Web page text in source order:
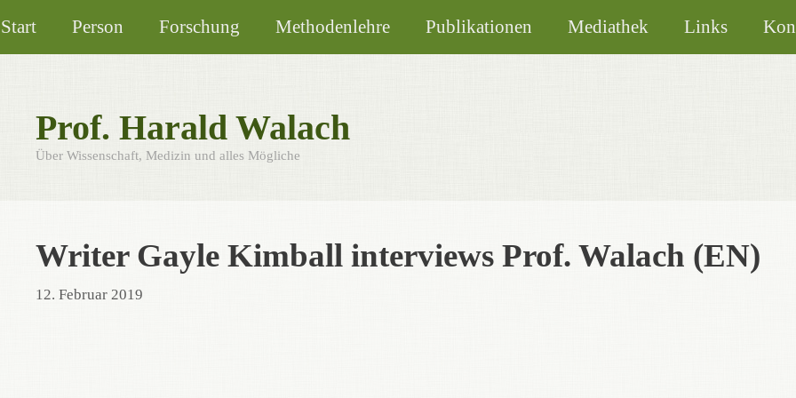
Inhalt
springen
Start Person Forschung Methodenlehre Publikationen Mediathek Links
Prof. Harald Walach
Über Wissenschaft, Medizin und alles Mögliche
Writer Gayle Kimball interviews Prof. Walach (EN)
12. Februar 2019